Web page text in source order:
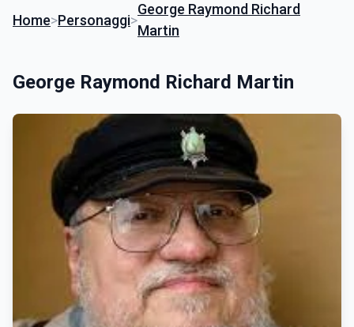
Home>Personaggi>
George Raymond Richard
Martin
George Raymond Richard Martin